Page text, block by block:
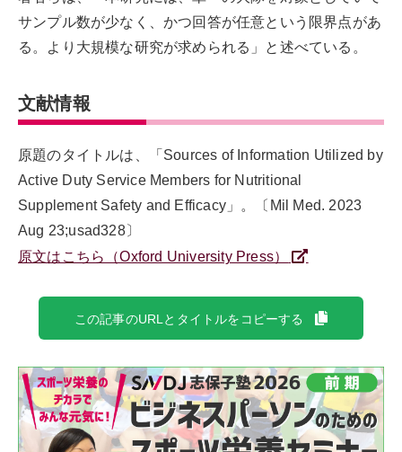
サンプル数が少なく、かつ回答が任意という限界点があ
る。より大規模な研究が求められる」と述べている。
文献情報
原題のタイトルは、「Sources of Information Utilized by
Active Duty Service Members for Nutritional
Supplement Safety and Efficacy」。〔Mil Med. 2023
Aug 23;usad328〕
原文はこちら（Oxford University Press）
この記事のURLとタイトルをコピーする